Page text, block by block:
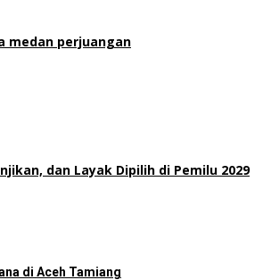
medan perjuangan
dan Layak Dipilih di Pemilu 2029
di Aceh Tamiang